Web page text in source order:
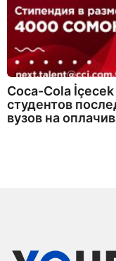
Coca-Cola
студентов
вузов на